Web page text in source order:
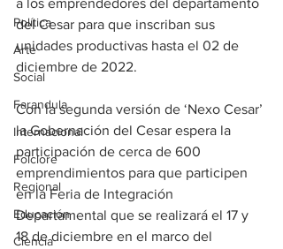
Política
Arte
Social
Farandula
Internacional
Folclore
Regional
Educación
Ciencia
a los emprendedores del departamento
del Cesar para que inscriban sus
unidades productivas hasta el 02 de
diciembre de 2022.
Con la segunda versión de ‘Nexo Cesar’
la Gobernación del Cesar espera la
participación de cerca de 600
emprendimientos para que participen
en la Feria de Integración
Departamental que se realizará el 17 y
18 de diciembre en el marco del